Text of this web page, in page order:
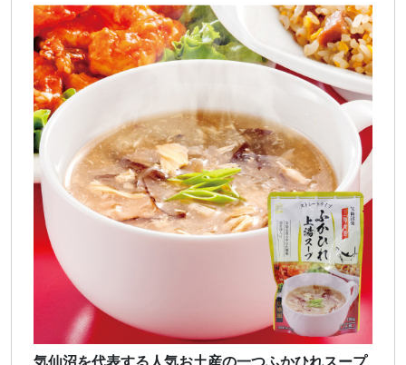
気仙沼を代表する人気お土産の一つふかひれスープ